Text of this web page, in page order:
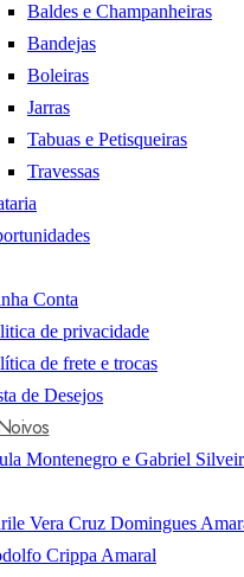
Baldes e Champanheiras
Bandejas
Boleiras
Jarras
Tabuas e Petisqueiras
Travessas
Conta
de privacidade
de frete e trocas
de Desejos
Montenegro e Gabriel
Vera Cruz Domingues
Crippa Amaral